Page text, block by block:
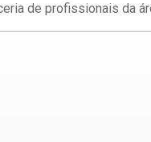
de profissionais da